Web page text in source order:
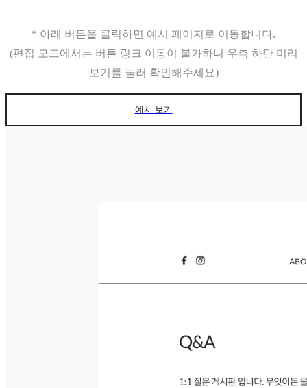
* 아래 버튼을 클릭하면 예시 페이지로 이동합니다.
(편집 모드에서는 버튼 링크 이동이 불가하니 우측 하단 미리
보기를 눌러 확인해주세요)
예시 보기